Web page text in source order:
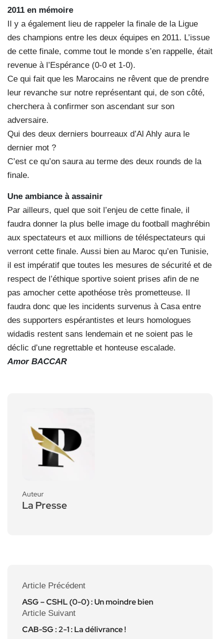
2011 en mémoire
Il y a également lieu de rappeler la finale de la Ligue
des champions entre les deux équipes en 2011. L’issue
de cette finale, comme tout le monde s’en rappelle, était
revenue à l’Espérance (0-0 et 1-0).
Ce qui fait que les Marocains ne rêvent que de prendre
leur revanche sur notre représentant qui, de son côté,
cherchera à confirmer son ascendant sur son
adversaire.
Qui des deux derniers bourreaux d’Al Ahly aura le
dernier mot ?
C’est ce qu’on saura au terme des deux rounds de la
finale.
Une ambiance à assainir
Par ailleurs, quel que soit l’enjeu de cette finale, il
faudra donner la plus belle image du football maghrébin
aux spectateurs et aux millions de téléspectateurs qui
verront cette finale. Aussi bien au Maroc qu’en Tunisie,
il est impératif que toutes les mesures de sécurité et de
respect de l’éthique sportive soient prises afin de ne
pas amocher cette apothéose très prometteuse. Il
faudra donc que les incidents survenus à Casa entre
des supporters espérantistes et leurs homologues
widadis restent sans lendemain et ne soient pas le
déclic d’une regrettable et honteuse escalade.
Amor BACCAR
Auteur
La Presse
Article Précédent
ASG – CSHL (0-0) : Un moindre bien
Article Suivant
CAB-SG : 2-1 : La délivrance !